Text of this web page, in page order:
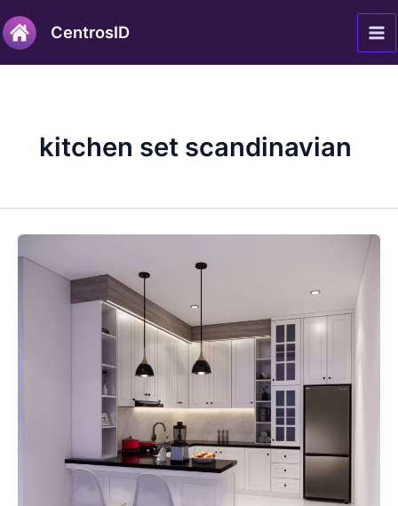
ke
konten
CentrosID
kitchen set scandinavian